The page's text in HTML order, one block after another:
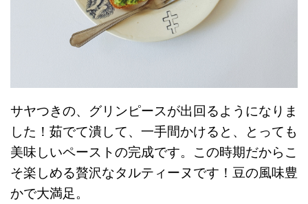
サヤつきの、グリンピースが出回るようになりま
した！茹でて潰して、一手間かけると、とっても
美味しいペーストの完成です。この時期だからこ
そ楽しめる贅沢なタルティーヌです！豆の風味豊
かで大満足。